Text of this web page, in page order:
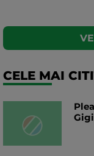
CELE MAI